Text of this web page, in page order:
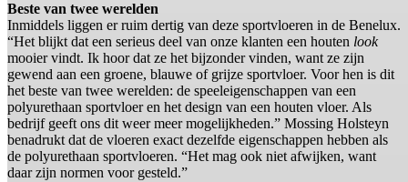
Beste van twee werelden
Inmiddels liggen er ruim dertig van deze sportvloeren in de Benelux.
“Het blijkt dat een serieus deel van onze klanten een houten look
mooier vindt. Ik hoor dat ze het bijzonder vinden, want ze zijn
gewend aan een groene, blauwe of grijze sportvloer. Voor hen is dit
het beste van twee werelden: de speeleigenschappen van een
polyurethaan sportvloer en het design van een houten vloer. Als
bedrijf geeft ons dit weer meer mogelijkheden.” Mossing Holsteyn
benadrukt dat de vloeren exact dezelfde eigenschappen hebben als
de polyurethaan sportvloeren. “Het mag ook niet afwijken, want
daar zijn normen voor gesteld.”